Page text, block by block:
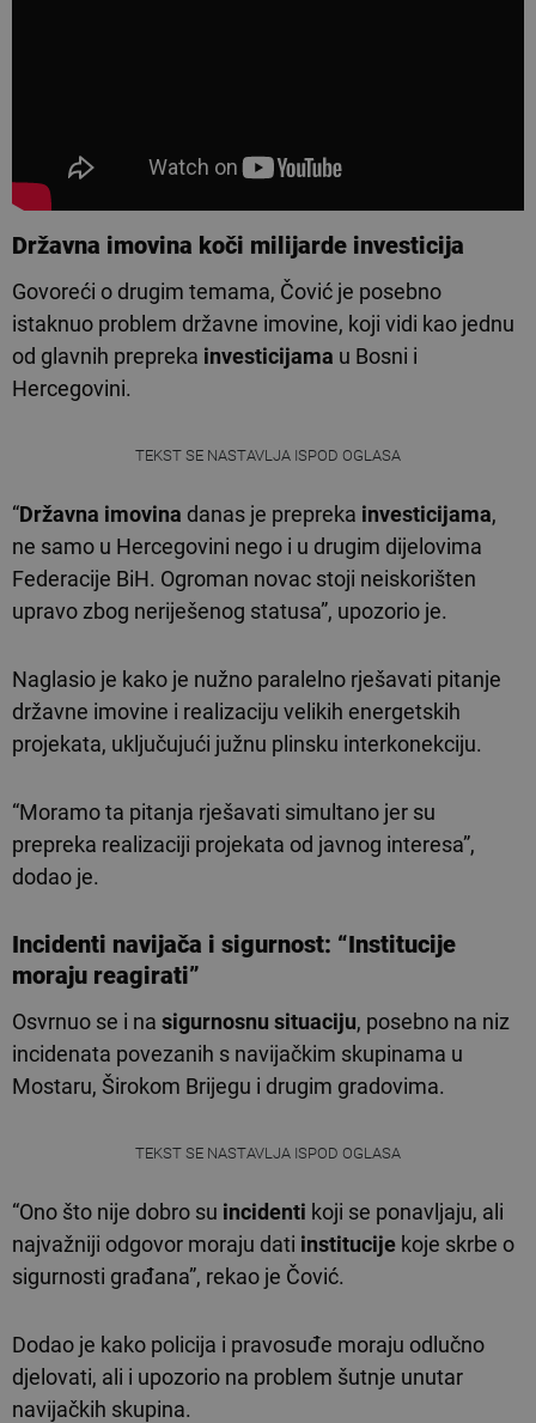
Državna imovina koči milijarde investicija
Govoreći o drugim temama, Čović je posebno
istaknuo problem državne imovine, koji vidi kao jednu
od glavnih prepreka investicijama u Bosni i
Hercegovini.
TEKST SE NASTAVLJA ISPOD OGLASA
“Državna imovina danas je prepreka investicijama,
ne samo u Hercegovini nego i u drugim dijelovima
Federacije BiH. Ogroman novac stoji neiskorišten
upravo zbog neriješenog statusa”, upozorio je.
Naglasio je kako je nužno paralelno rješavati pitanje
državne imovine i realizaciju velikih energetskih
projekata, uključujući južnu plinsku interkonekciju.
“Moramo ta pitanja rješavati simultano jer su
prepreka realizaciji projekata od javnog interesa”,
dodao je.
Incidenti navijača i sigurnost: “Institucije
moraju reagirati”
Osvrnuo se i na sigurnosnu situaciju, posebno na niz
incidenata povezanih s navijačkim skupinama u
Mostaru, Širokom Brijegu i drugim gradovima.
TEKST SE NASTAVLJA ISPOD OGLASA
“Ono što nije dobro su incidenti koji se ponavljaju, ali
najvažniji odgovor moraju dati institucije koje skrbe o
sigurnosti građana”, rekao je Čović.
Dodao je kako policija i pravosuđe moraju odlučno
djelovati, ali i upozorio na problem šutnje unutar
navijačkih skupina.